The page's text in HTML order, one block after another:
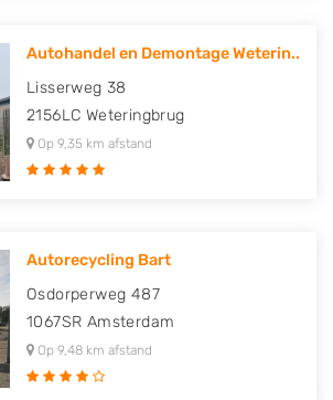
Autohandel en Demontage Weterin..
Lisserweg 38
2156LC Weteringbrug
Op 9,35 km afstand
Autorecycling Bart
Osdorperweg 487
1067SR Amsterdam
Op 9,48 km afstand